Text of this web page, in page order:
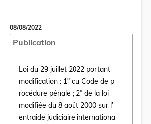
08/08/2022
Publication
Loi du 29 juillet 2022 portant
modification : 1° du Code de p
rocédure pénale ; 2° de la loi
modifiée du 8 août 2000 sur l’
entraide judiciaire internationa